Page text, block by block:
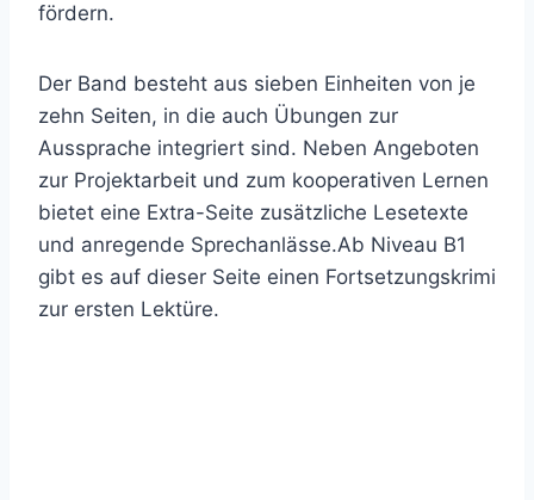
fördern.
Der Band besteht aus sieben Einheiten von je
zehn Seiten, in die auch Übungen zur
Aussprache integriert sind. Neben Angeboten
zur Projektarbeit und zum kooperativen Lernen
bietet eine Extra-Seite zusätzliche Lesetexte
und anregende Sprechanlässe.Ab Niveau B1
gibt es auf dieser Seite einen Fortsetzungskrimi
zur ersten Lektüre.